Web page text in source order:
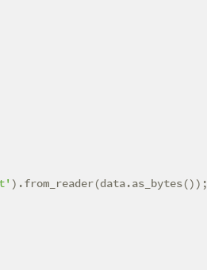
).from_reader(data.as_bytes());